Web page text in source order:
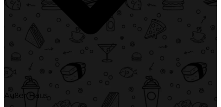
Außer Haus